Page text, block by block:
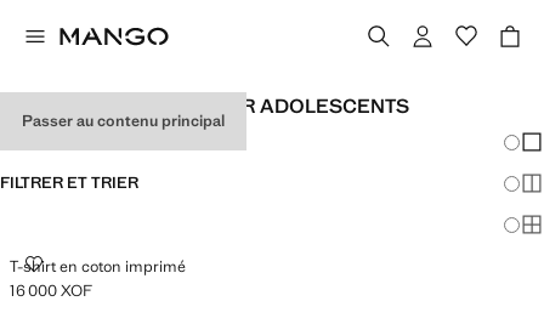
Passer au contenu principal
T-SHIRTS IMPRIMÉS POUR ADOLESCENTS
FILTRER ET TRIER
T-shirt en coton imprimé
T-SHIRT EN COTON IMPRIMÉ
Prix actuel [16 000 XOF ]
16 000 XOF